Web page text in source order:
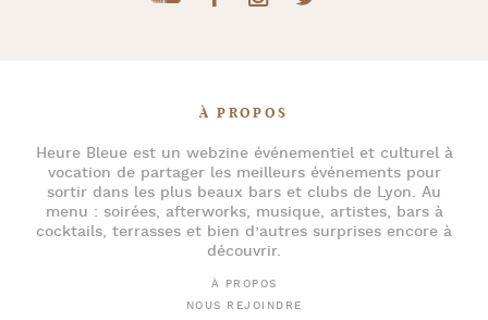
À PROPOS
Heure Bleueest un webzine événementiel et culturel à
vocation de partager les meilleurs événements pour
sortir dans les plus beaux bars et clubs de Lyon. Au
menu : soirées, afterworks, musique, artistes, bars à
cocktails, terrasses et bien d’autres surprises encore à
découvrir.
À PROPOS
NOUS REJOINDRE